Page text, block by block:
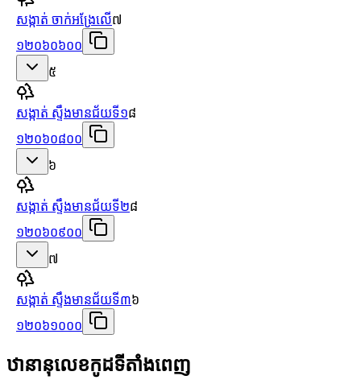
សង្កាត់ ចាក់អង្រែលើ៧
១២០៦០៦០០
៥
សង្កាត់ ស្ទឹងមានជ័យទី១៨
១២០៦០៨០០
៦
សង្កាត់ ស្ទឹងមានជ័យទី២៨
១២០៦០៩០០
៧
សង្កាត់ ស្ទឹងមានជ័យទី៣៦
១២០៦១០០០
ឋានានុលេខកូដទីតាំងពេញ